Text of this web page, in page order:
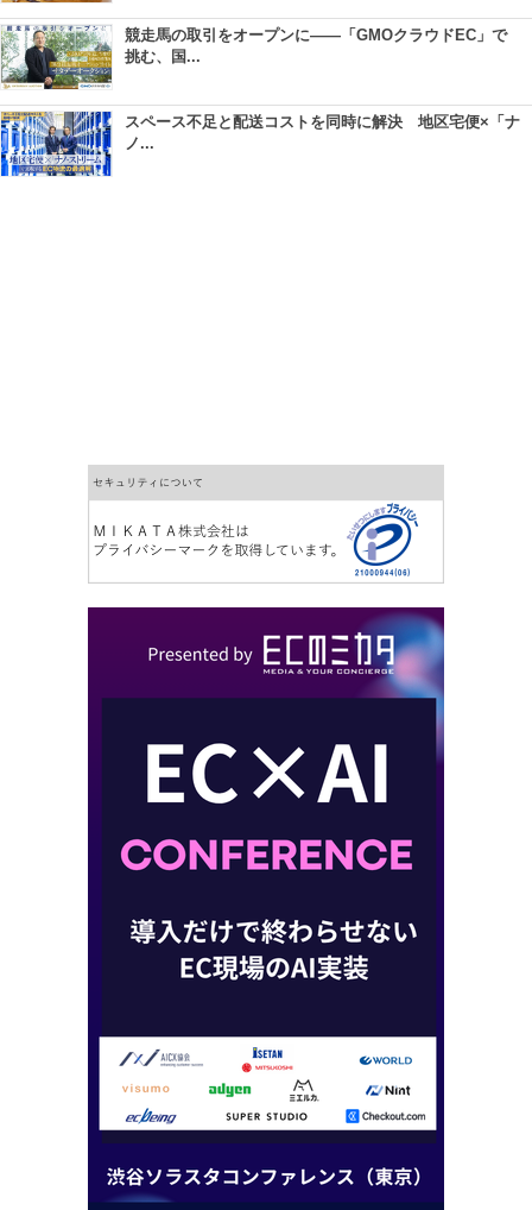
競走馬の取引をオープンに――「GMOクラウドEC」で
挑む、国...
スペース不足と配送コストを同時に解決 地区宅便×「ナ
ノ...